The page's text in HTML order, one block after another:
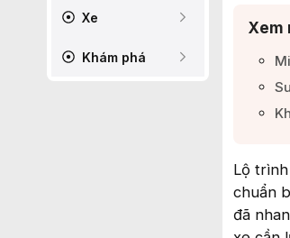
Xe
Khám phá
Xem
Lộ
chuẩn
đã